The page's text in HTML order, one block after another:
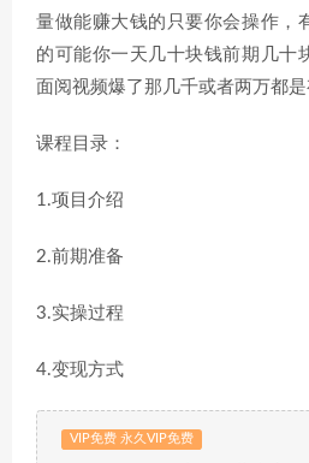
量做能赚大钱的只要你会操作，
的可能你一天几十块钱前期几十
面阅视频爆了那几千或者两万都
课程目录：
1.项目介绍
2.前期准备
3.实操过程
4.变现方式
VIP免费 永久VIP免费